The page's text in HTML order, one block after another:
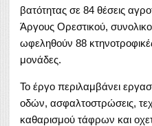
βατότητας σε 84 θέσεις
Άργους Ορεστικού,
ωφεληθούν 88
μονάδες.
Το έργο περιλαμβάνει
οδών, ασφαλτοστρώσεις,
καθαρισμού τάφρων και